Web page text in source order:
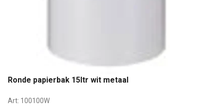
Ronde papierbak 15ltr wit metaal
Art: 100100W